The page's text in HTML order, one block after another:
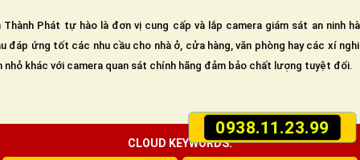
0938.11.23.99
Thành Phát tự hào là đơn vị cung cấp và lắp camera giám sát an ninh
đáp ứng tốt các nhu cầu cho nhà ở, cửa hàng, văn phòng hay các xí
nhỏ khác với camera quan sát chính hãng đảm bảo chất lượng tuyệt đối.
CLOUD KEYWORDS: